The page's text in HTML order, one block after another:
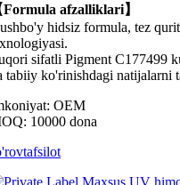
Formula afzalliklari】
hidsiz formula, tez
sifatli Pigment C177499
tabiiy ko'rinishdagi natijalarni
OEM
10000 dona
tafsilot